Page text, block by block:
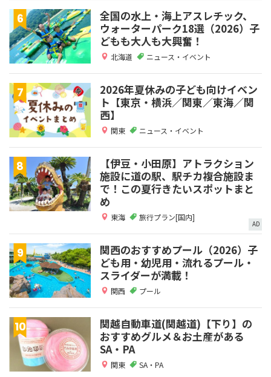
全国の水上・海上アスレチック、
ウォーターパーク18選（2026）子
どもも大人も大興奮！
北海道 ニュース・イベント
2026年夏休みの子ども向けイベン
ト【東京・横浜／関東／東海／関
西】
関東 ニュース・イベント
【伊豆・小田原】アトラクション
施設に道の駅、駅チカ複合施設ま
で！この夏行きたいスポットまと
め
東海 旅行プラン[国内]
AD
関西のおすすめプール（2026）子
ども用・幼児用・流れるプール・
スライダーが満載！
関西 プール
関越自動車道(関越道)【下り】の
おすすめグルメ＆お土産がある
SA・PA
関東 SA・PA